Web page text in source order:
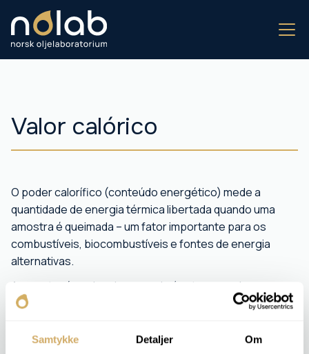
Samtykke Detaljer Om
Valor calórico
O poder calorífico (conteúdo energético) mede a
quantidade de energia térmica libertada quando uma
amostra é queimada – um fator importante para os
combustíveis, biocombustíveis e fontes de energia
alternativas.
A amostra é queimada num calorímetro e o calor
libertado é registado em MJ/kg ou kWh/kg.
e economia do combustível, sendo utilizado para